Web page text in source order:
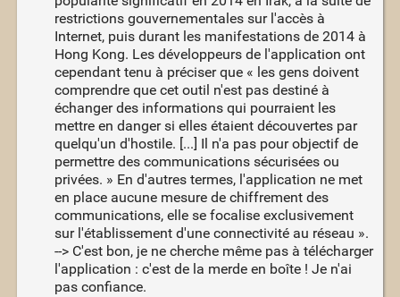
restrictions gouvernementales sur l'accès à
Internet, puis durant les manifestations de 2014 à
Hong Kong. Les développeurs de l'application ont
cependant tenu à préciser que « les gens doivent
comprendre que cet outil n'est pas destiné à
échanger des informations qui pourraient les
mettre en danger si elles étaient découvertes par
quelqu'un d'hostile. [...] Il n'a pas pour objectif de
permettre des communications sécurisées ou
privées. » En d'autres termes, l'application ne met
en place aucune mesure de chiffrement des
communications, elle se focalise exclusivement
sur l'établissement d'une connectivité au réseau ».
--> C'est bon, je ne cherche même pas à télécharger
l'application : c'est de la merde en boîte ! Je n'ai
pas confiance.